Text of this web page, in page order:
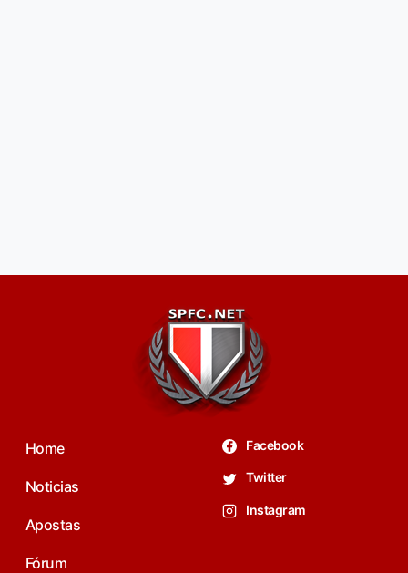
Home
Noticias
Apostas
Fórum
Facebook
Twitter
Instagram